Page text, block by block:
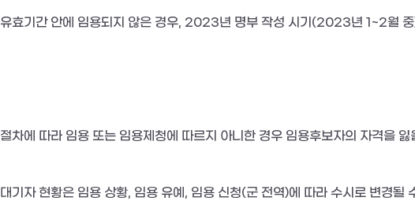
유효기간 안에 임용되지 않은 경우, 2023년 명부 작성 시기(2023년 1~2월
절차에 따라 임용 또는 임용제청에 따르지 아니한 경우 임용후보자의 자격을 잃
대기자 현황은 임용 상황, 임용 유예, 임용 신청(군 전역)에 따라 수시로 변경될